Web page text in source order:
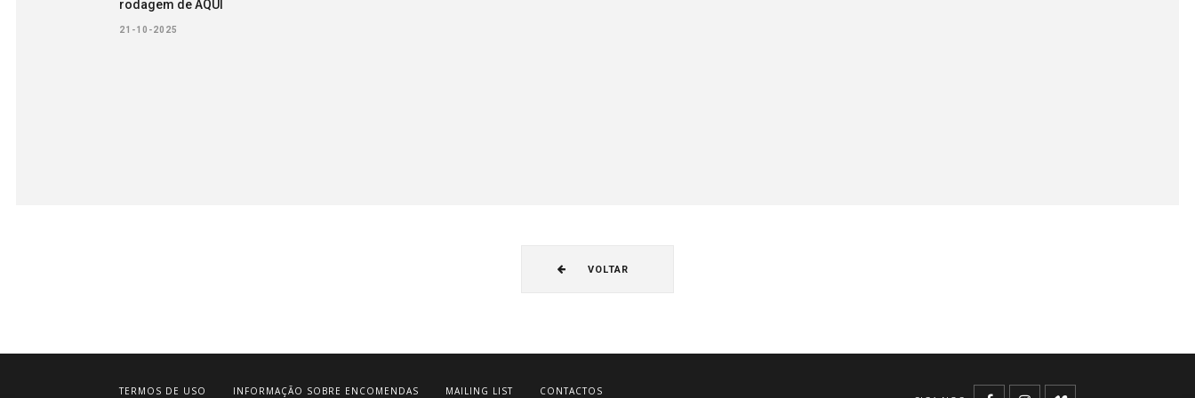
rodagem de AQUÍ
21-10-2025
VOLTAR
TERMOS DE USO INFORMAÇÃO SOBRE ENCOMENDAS MAILING LIST CONTACTOS